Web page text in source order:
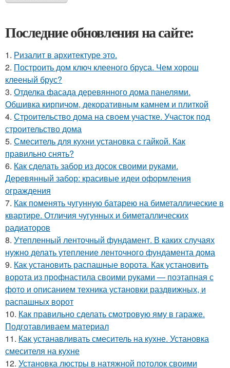
Последние обновления на сайте:
1. Ризалит в архитектуре это.
2. Построить дом ключ клееного бруса. Чем хорош
клееный брус?
3. Отделка фасада деревянного дома панелями.
Обшивка кирпичом, декоративным камнем и плиткой
4. Строительство дома на своем участке. Участок под
строительство дома
5. Смеситель для кухни установка с гайкой. Как
правильно снять?
6. Как сделать забор из досок своими руками.
Деревянный забор: красивые идеи оформления
ограждения
7. Как поменять чугунную батарею на биметаллические в
квартире. Отличия чугунных и биметаллических
радиаторов
8. Утепленный ленточный фундамент. В каких случаях
нужно делать утепление ленточного фундамента дома
9. Как установить распашные ворота. Как установить
ворота из профнастила своими руками — поэтапная с
фото и описанием техника установки раздвижных, и
распашных ворот
10. Как правильно сделать смотровую яму в гараже.
Подготавливаем материал
11. Как устанавливать смеситель на кухне. Установка
смесителя на кухне
12. Установка люстры в натяжной потолок своими